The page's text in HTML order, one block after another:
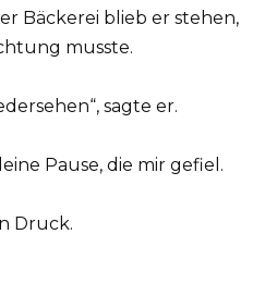
Bäckerei blieb er stehen,
musste.
sagte er.
Pause, die mir gefiel.
Druck.